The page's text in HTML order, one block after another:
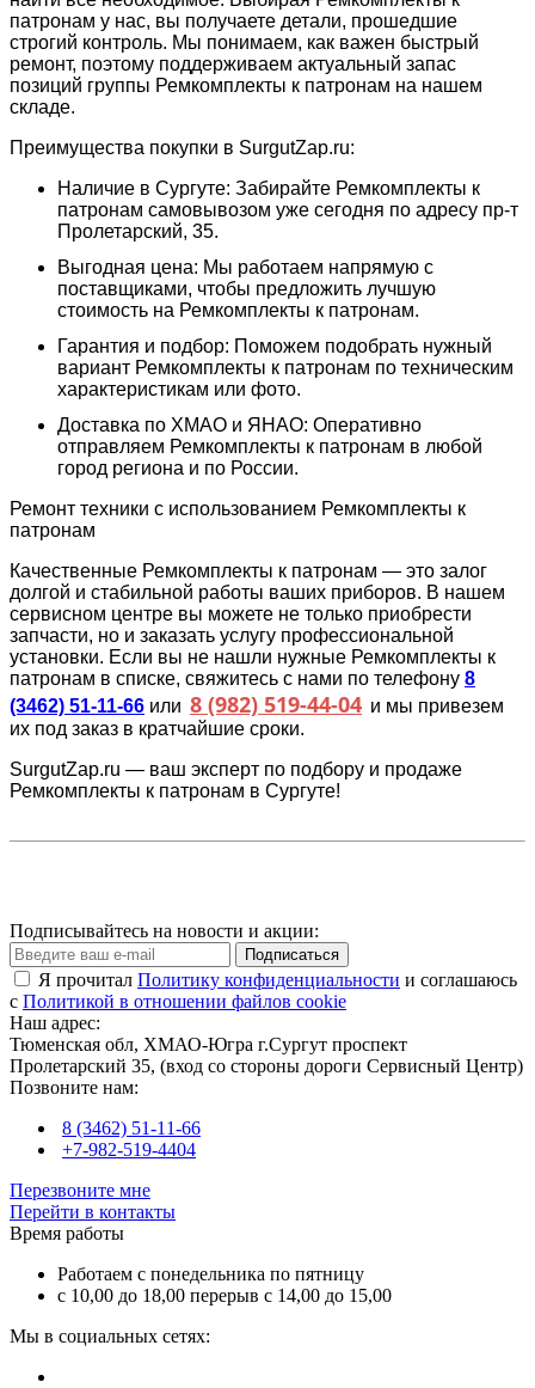
патронам у нас, вы получаете детали, прошедшие
строгий контроль. Мы понимаем, как важен быстрый
ремонт, поэтому поддерживаем актуальный запас
позиций группы Ремкомплекты к патронам на нашем
складе.
Преимущества покупки в SurgutZap.ru:
Наличие в Сургуте: Забирайте Ремкомплекты к
патронам самовывозом уже сегодня по адресу пр-т
Пролетарский, 35.
Выгодная цена: Мы работаем напрямую с
поставщиками, чтобы предложить лучшую
стоимость на Ремкомплекты к патронам.
Гарантия и подбор: Поможем подобрать нужный
вариант Ремкомплекты к патронам по техническим
характеристикам или фото.
Доставка по ХМАО и ЯНАО: Оперативно
отправляем Ремкомплекты к патронам в любой
город региона и по России.
Ремонт техники с использованием Ремкомплекты к
патронам
Качественные Ремкомплекты к патронам — это залог
долгой и стабильной работы ваших приборов. В нашем
сервисном центре вы можете не только приобрести
запчасти, но и заказать услугу профессиональной
установки. Если вы не нашли нужные Ремкомплекты к
патронам в списке, свяжитесь с нами по телефону 8
(3462) 51-11-66 или 8 (982) 519-44-04 и мы привезем
их под заказ в кратчайшие сроки.
SurgutZap.ru — ваш эксперт по подбору и продаже
Ремкомплекты к патронам в Сургуте!
Подписывайтесь на новости и акции:
Подписаться
Я прочитал Политику конфиденциальности и соглашаюсь
с Политикой в отношении файлов cookie
Наш адрес:
Тюменская обл, ХМАО-Югра г.Сургут проспект
Пролетарский 35, (вход со стороны дороги Сервисный Центр)
Позвоните нам:
8 (3462) 51-11-66
+7-982-519-4404
Перезвоните мне
Перейти в контакты
Время работы
Работаем с понедельника по пятницу
с 10,00 до 18,00 перерыв с 14,00 до 15,00
Мы в социальных сетях: